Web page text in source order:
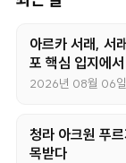
아르카 서래, 서
포 핵심 입지에
2026년 08월 06일
청라 아크원 푸
목받다